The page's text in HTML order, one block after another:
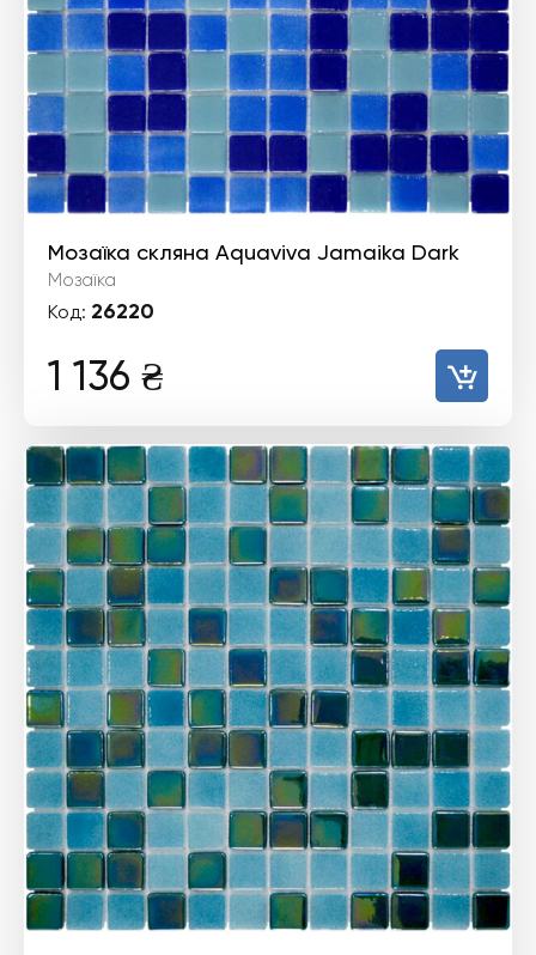
Мозаїка скляна Aquaviva Jamaika Dark
Мозаїка
Код: 26220
1 136 ₴